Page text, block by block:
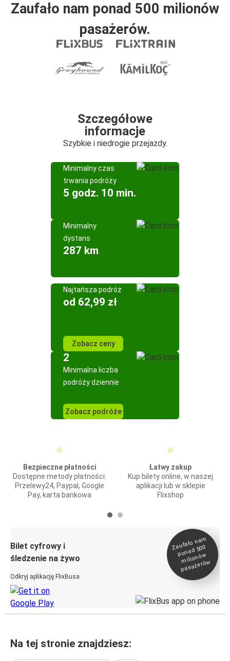
Zaufało nam ponad 500 milionów
pasażerów.
Szczegółowe
informacje
Szybkie i niedrogie przejazdy.
Minimalny czas
trwania podróży
5 godz. 10 min.
Minimalny
dystans
287 km
Najtańsza podróż
od 62,99 zł
Zobacz ceny
2
Minimalna liczba
podróży dziennie
Zobacz podróże
Bezpieczne płatności
Dostępne metody płatności:
Przelewy24, Paypal, Google
Pay, karta bankowa
Łatwy zakup
Kup bilety online, w naszej
aplikacji lub w sklepie
Flixshop
Bilet cyfrowy i
śledzenie na żywo
Odkryj aplikację FlixBusa
Zaufało na
m
ponad 500
milionó
w
pasażeró
w
Na tej stronie znajdziesz: